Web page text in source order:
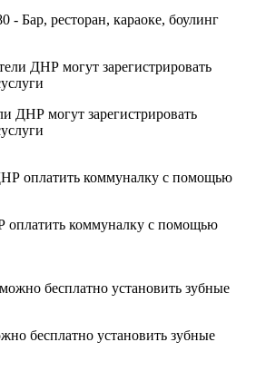
- Бар, ресторан, караоке, боулинг
ДНР могут зарегистрировать
коммуналку с помощью
бесплатно установить зубные